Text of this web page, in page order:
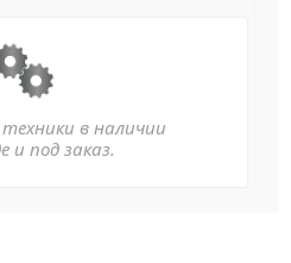
в наличии
и под заказ.